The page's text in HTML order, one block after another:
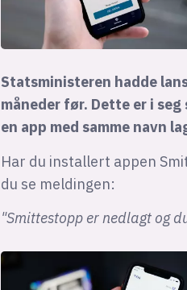
Statsministeren hadde
måneder før. Dette er i
en app med samme navn
Har du installert appen
du se meldingen:
"Smittestopp er nedlagt og